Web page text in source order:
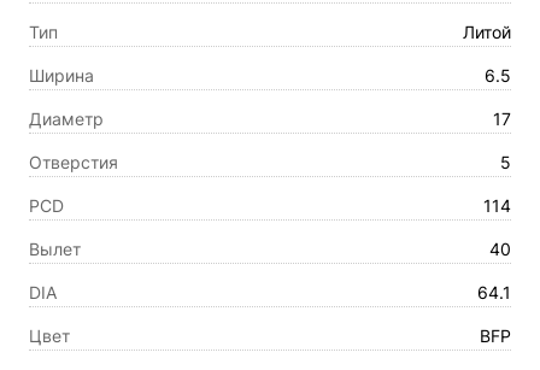
Тип Литой
Ширина 6.5
Диаметр 17
Отверстия 5
PCD 114
Вылет 40
DIA 64.1
Цвет BFP